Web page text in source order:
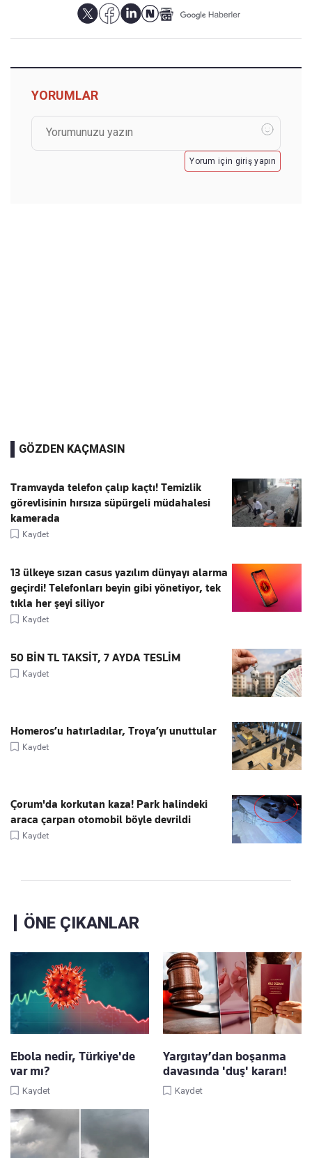
YORUMLAR
Yorum için giriş yapın
GÖZDEN KAÇMASIN
Tramvayda telefon çalıp kaçtı! Temizlik
görevlisinin hırsıza süpürgeli müdahalesi
kamerada
Kaydet
13 ülkeye sızan casus yazılım dünyayı alarma
geçirdi! Telefonları beyin gibi yönetiyor, tek
tıkla her şeyi siliyor
Kaydet
50 BİN TL TAKSİT, 7 AYDA TESLİM
Kaydet
Homeros’u hatırladılar, Troya’yı unuttular
Kaydet
Çorum'da korkutan kaza! Park halindeki
araca çarpan otomobil böyle devrildi
Kaydet
ÖNE ÇIKANLAR
Ebola nedir, Türkiye'de
var mı?
Kaydet
Yargıtay’dan boşanma
davasında 'duş' kararı!
Kaydet